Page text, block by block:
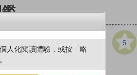
5
人化閱讀體驗，或按「略